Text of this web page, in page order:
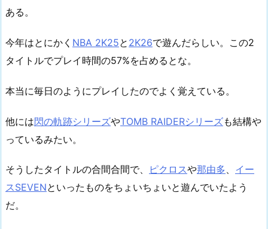
ある。
今年はとにかく NBA 2K25と 2K26で遊んだらしい。この2
タイトルでプレイ時間の57%を占めるとな。
本当に毎日のようにプレイしたのでよく覚えている。
他には閃の軌跡シリーズやTOMB RAIDERシリーズも結構や
っているみたい。
そうしたタイトルの合間合間で、 ピクロスや那由多、 イー
スSEVENといったものをちょいちょいと遊んでいたよう
だ。